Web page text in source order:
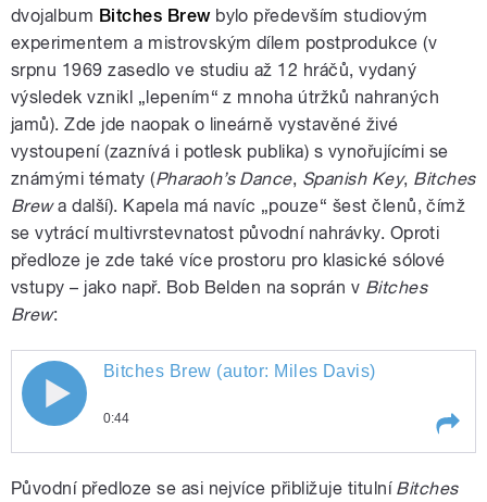
dvojalbum Bitches Brewbylo především studiovým
experimentem a mistrovským dílem postprodukce (v
srpnu 1969 zasedlo ve studiu až 12 hráčů, vydaný
výsledek vznikl „lepením“ z mnoha útržků nahraných
jamů). Zde jde naopak o lineárně vystavěné živé
vystoupení (zaznívá i potlesk publika) s vynořujícími se
známými tématy (Pharaoh’s Dance, Spanish Key, Bitches
Brewa další). Kapela má navíc „pouze“ šest členů, čímž
se vytrácí multivrstevnatost původní nahrávky. Oproti
předloze je zde také více prostoru pro klasické sólové
vstupy – jako např. Bob Belden na soprán v Bitches
Brew:
Bitches Brew (autor: Miles Davis)
Bitches Brew (autor: Miles Davis)
0:44
Původní předloze se asi nejvíce přibližuje titulní Bitches